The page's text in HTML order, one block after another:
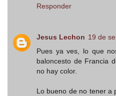
Responder
Jesus Lechon 19 de
Pues ya ves, lo que
baloncesto de Francia
no hay color.
Lo bueno de no tener a